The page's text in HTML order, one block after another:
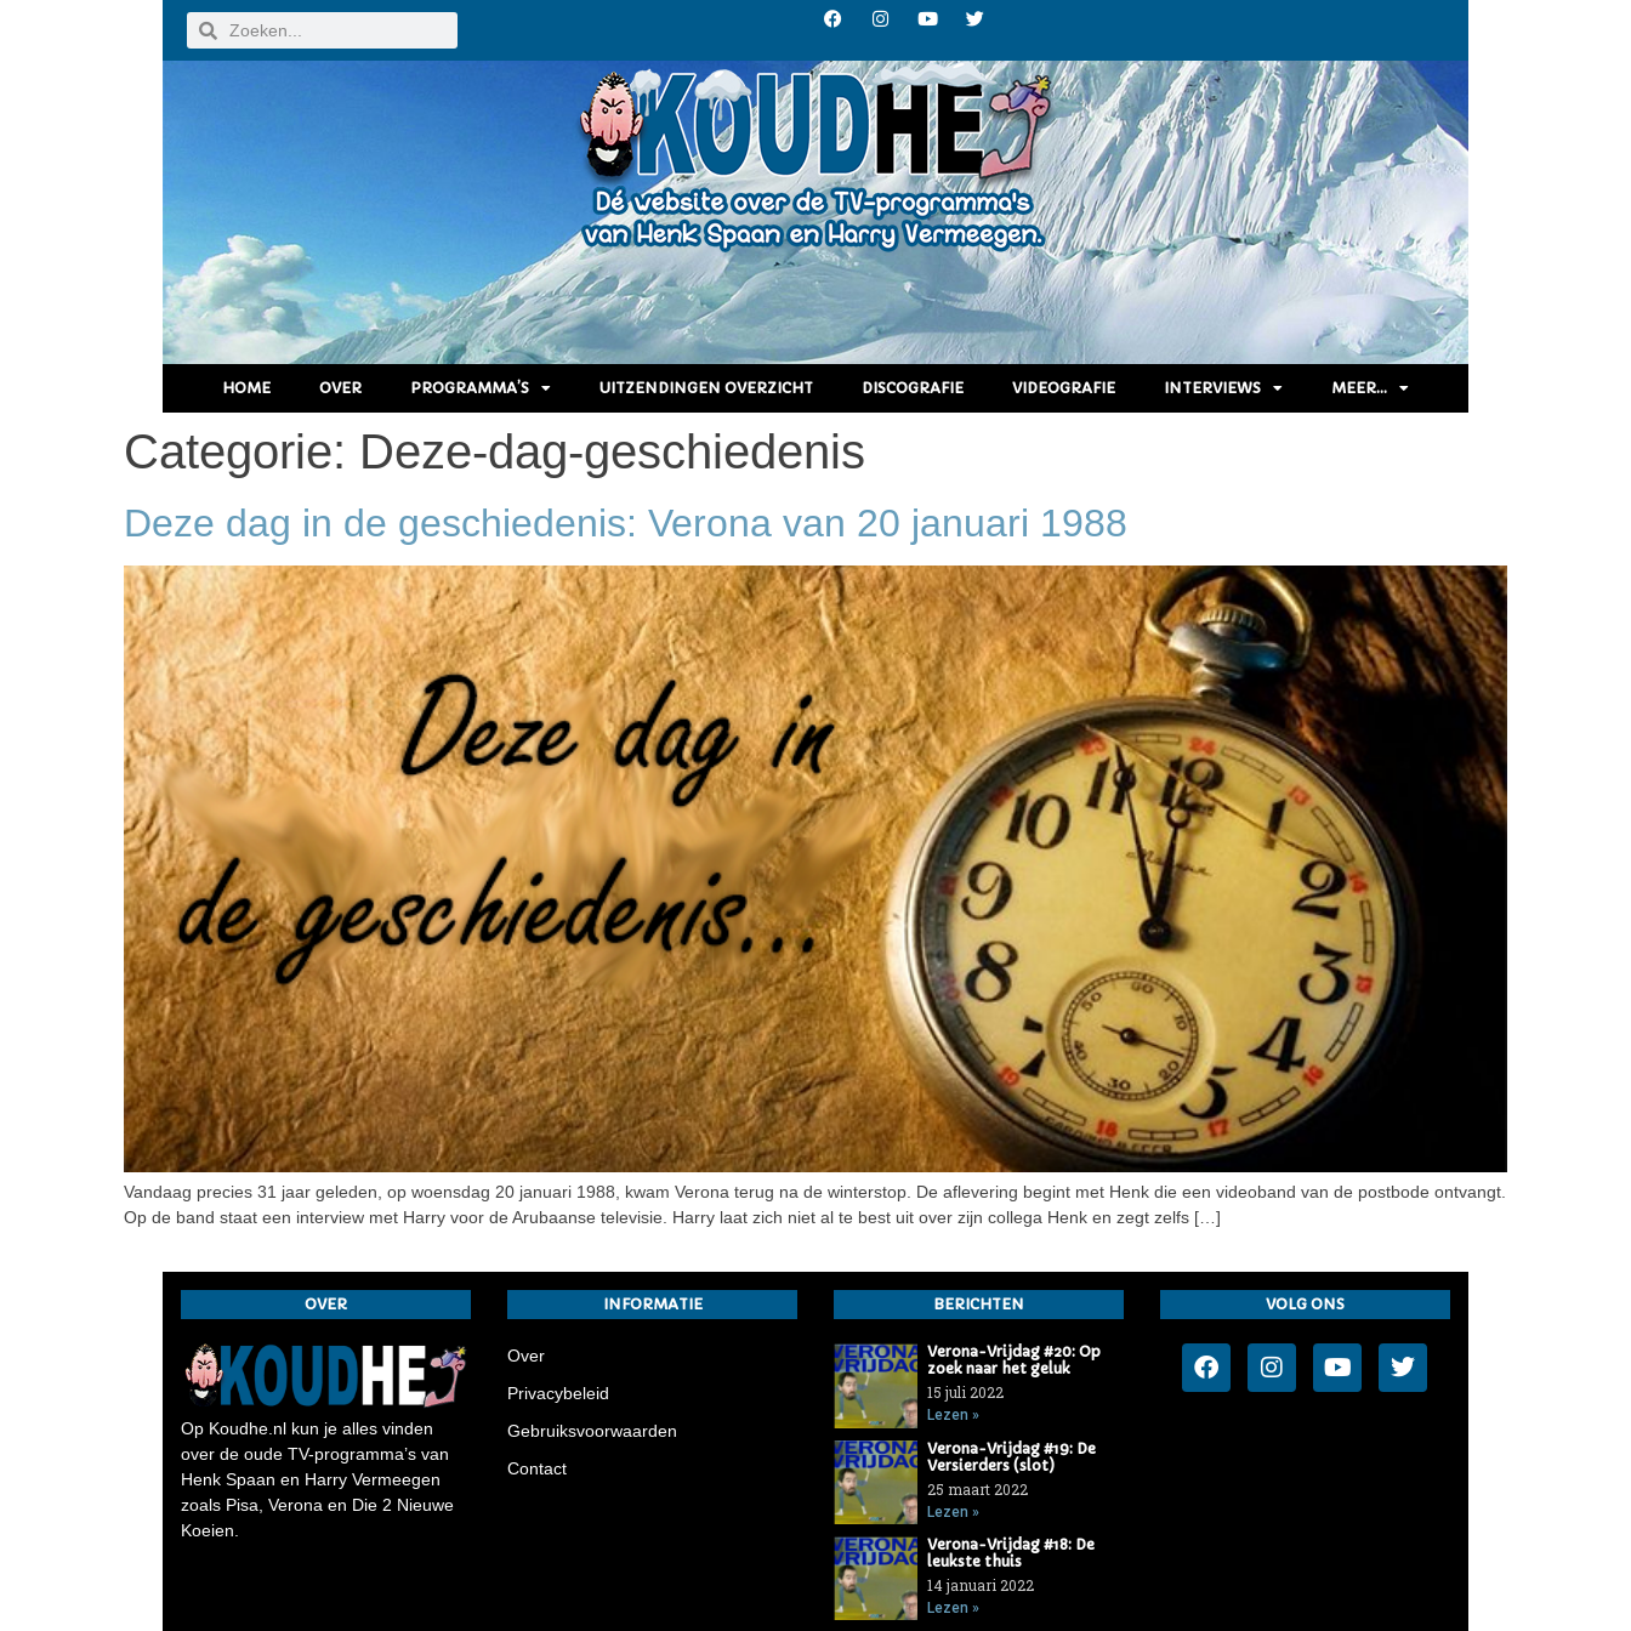
HOME OVER PROGRAMMA’S UITZENDINGEN OVERZICHT DISCOGRAFIE VIDEOGRAFIE INTERVIEWS MEER…
Categorie: Deze-dag-geschiedenis
Deze dag in de geschiedenis: Verona van 20 januari 1988
Vandaag precies 31 jaar geleden, op woensdag 20 januari 1988, kwam Verona terug na de winterstop. De aflevering begint met Henk die een videoband van de postbode ontvangt.
Op de band staat een interview met Harry voor de Arubaanse televisie. Harry laat zich niet al te best uit over zijn collega Henk en zegt zelfs […]
OVER
Op Koudhe.nl kun je alles vinden
over de oude TV-programma’s van
Henk Spaan en Harry Vermeegen
zoals Pisa, Verona en Die 2 Nieuwe
Koeien.
INFORMATIE
Over
Privacybeleid
Gebruiksvoorwaarden
Contact
BERICHTEN
Verona-Vrijdag #20: Op
zoek naar het geluk
15 juli 2022
Lezen »
Verona-Vrijdag #19: De
Versierders (slot)
25 maart 2022
Lezen »
Verona-Vrijdag #18: De
leukste thuis
14 januari 2022
Lezen »
VOLG ONS